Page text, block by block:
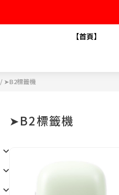
【首頁】
/ ➤B2標籤機
➤B2標籤機